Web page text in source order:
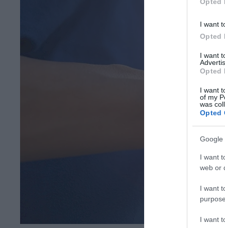
I want
Opted
I want
Opted
I want
of my
was
Opted
Google
I want
web or
I want
I want